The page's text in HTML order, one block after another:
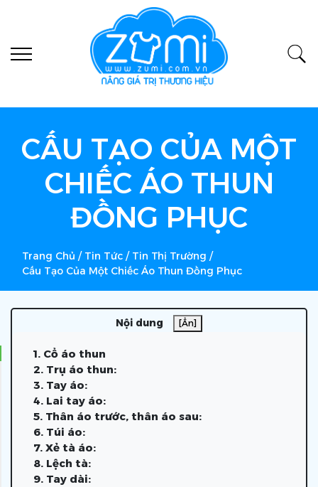
CẤU TẠO CỦA MỘT
CHIẾC ÁO THUN
ĐỒNG PHỤC
Trang Chủ / Tin Tức / Tin Thị Trường /
Cấu Tạo Của Một Chiếc Áo Thun Đồng Phục
Nội dung [Ẩn]
1. Cổ áo thun
2. Trụ áo thun:
3. Tay áo:
4. Lai tay áo:
5. Thân áo trước, thân áo sau:
6. Túi áo:
7. Xẻ tà áo:
8. Lệch tà:
9. Tay dài: